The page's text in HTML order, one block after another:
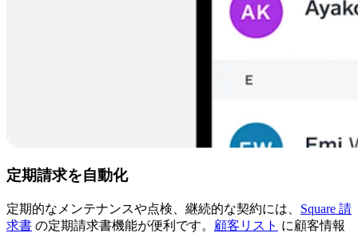
定期請求を自動化
定期的なメンテナンスや点検、継続的な契約には、 Square 請
求書 の定期請求書機能が便利です。 顧客リスト に顧客情報